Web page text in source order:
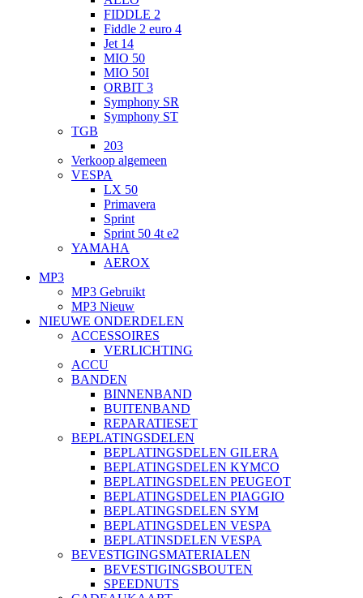
FIDDLE 2
Fiddle 2 euro 4
Jet 14
MIO 50
MIO 50I
ORBIT 3
Symphony SR
Symphony ST
TGB
203
Verkoop algemeen
VESPA
LX 50
Primavera
Sprint
Sprint 50 4t e2
YAMAHA
AEROX
MP3
MP3 Gebruikt
MP3 Nieuw
NIEUWE ONDERDELEN
ACCESSOIRES
VERLICHTING
ACCU
BANDEN
BINNENBAND
BUITENBAND
REPARATIESET
BEPLATINGSDELEN
BEPLATINGSDELEN GILERA
BEPLATINGSDELEN KYMCO
BEPLATINGSDELEN PEUGEOT
BEPLATINGSDELEN PIAGGIO
BEPLATINGSDELEN SYM
BEPLATINGSDELEN VESPA
BEPLATINSDELEN VESPA
BEVESTIGINGSMATERIALEN
BEVESTIGINGSBOUTEN
SPEEDNUTS